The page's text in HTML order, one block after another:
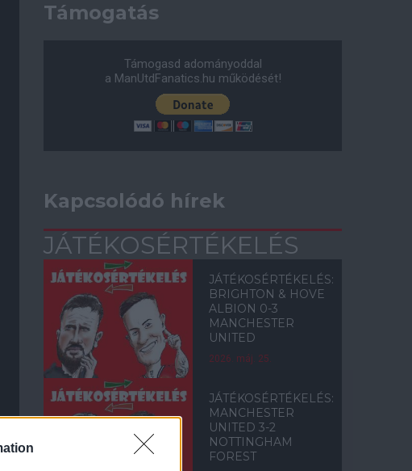
Támogatás
Támogasd adományoddal
a ManUtdFanatics.hu működését!
Kapcsolódó hírek
JÁTÉKOSÉRTÉKELÉS
JÁTÉKOSÉRTÉKELÉS:
BRIGHTON & HOVE
ALBION 0-3
MANCHESTER
UNITED
2026. máj. 25.
JÁTÉKOSÉRTÉKELÉS:
MANCHESTER
UNITED 3-2
NOTTINGHAM
FOREST